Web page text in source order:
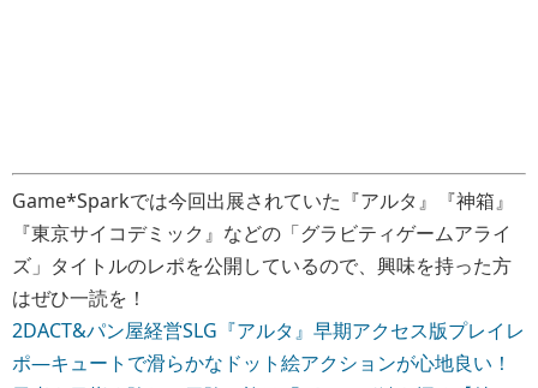
Game*Sparkでは今回出展されていた『アルタ』『神箱』
『東京サイコデミック』などの「グラビティゲームアライ
ズ」タイトルのレポを公開しているので、興味を持った方
はぜひ一読を！
2DACT&パン屋経営SLG『アルタ』早期アクセス版プレイレ
ポ―キュートで滑らかなドット絵アクションが心地良い！